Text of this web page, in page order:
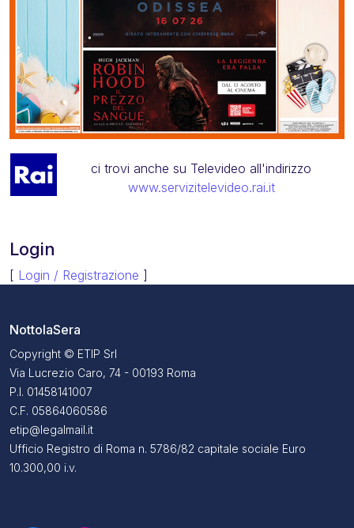
ci trovi anche su Televideo all'indirizzo
www.servizitelevideo.rai.it
Login
[ Login / Registrazione ]
NottolaSera
Copyright © ETIP Srl
Via Lucrezio Caro, 74 - 00193 Roma
P.I. 01458141007
C.F. 05864060586
etip@legalmail.it
Ufficio Registro di Roma n. 5786/82 capitale sociale Euro
10.300,00 i.v.